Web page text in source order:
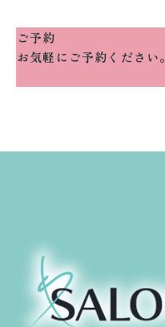
ご予約
お気軽にご予約ください。